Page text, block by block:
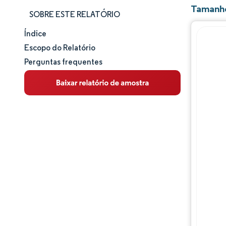
SOBRE ESTE RELATÓRIO
Tamanho e participação de mercado
Análise de mercado
Tendências e insights
Índice
Escopo do Relatório
Perguntas frequentes